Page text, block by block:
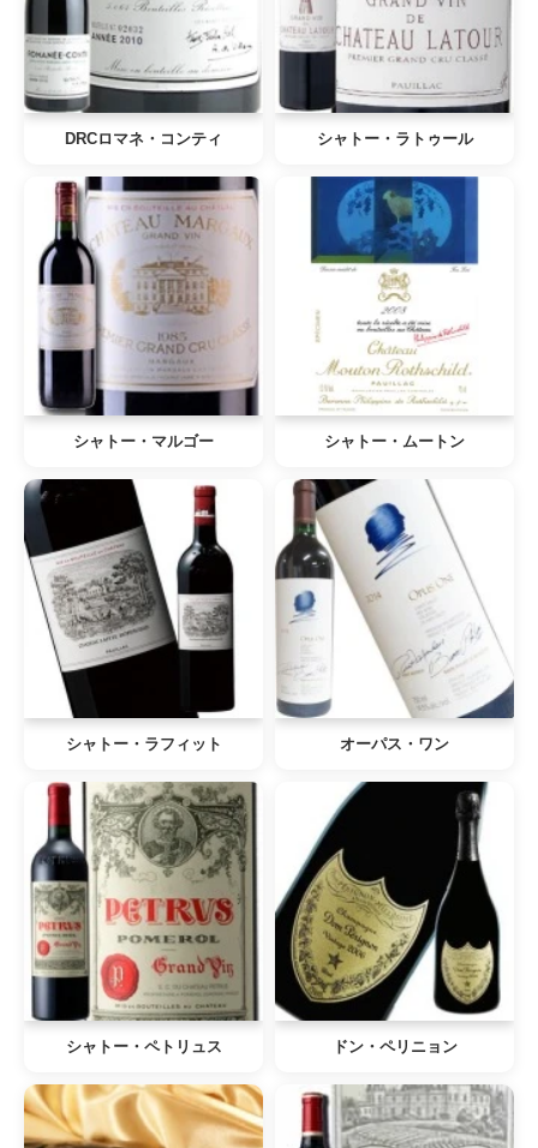
DRCロマネ・コンティ シャトー・ラトゥール
シャトー・マルゴー シャトー・ムートン
シャトー・ラフィット オーパス・ワン
シャトー・ペトリュス ドン・ペリニョン